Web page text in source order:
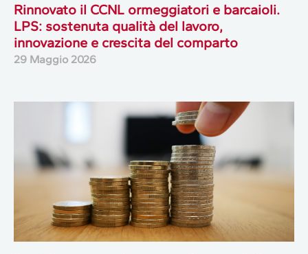
Rinnovato il CCNL ormeggiatori e barcaioli.
LPS: sostenuta qualità del lavoro,
innovazione e crescita del comparto
29 Maggio 2026